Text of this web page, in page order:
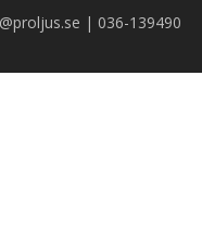
| 036-139490